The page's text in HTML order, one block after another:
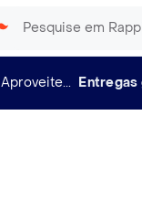
Aproveite... Entregas